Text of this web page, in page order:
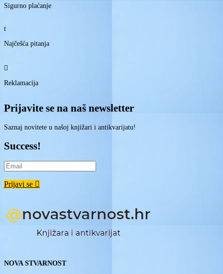
Sigurno plaćanje
t
Najčešća pitanja

Reklamacija
Prijavite se na naš newsletter
Saznaj novitete u našoj knjižari i antikvarijatu!
Success!
Prijavi se
NOVA STVARNOST